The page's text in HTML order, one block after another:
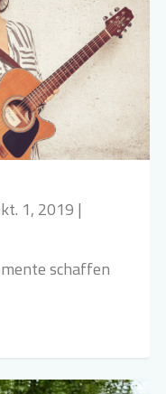
1, 2019 |
schaffen